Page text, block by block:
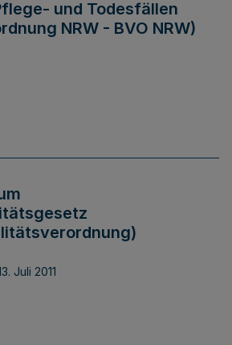
und Todesfällen
NRW - BVO NRW)
Juli 2011